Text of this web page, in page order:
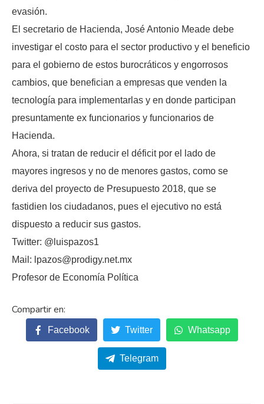
evasión.
El secretario de Hacienda, José Antonio Meade debe
investigar el costo para el sector productivo y el beneficio
para el gobierno de estos burocráticos y engorrosos
cambios, que benefician a empresas que venden la
tecnología para implementarlas y en donde participan
presuntamente ex funcionarios y funcionarios de
Hacienda.
Ahora, si tratan de reducir el déficit por el lado de
mayores ingresos y no de menores gastos, como se
deriva del proyecto de Presupuesto 2018, que se
fastidien los ciudadanos, pues el ejecutivo no está
dispuesto a reducir sus gastos.
Twitter: @luispazos1
Mail: lpazos@prodigy.net.mx
Profesor de Economía Política
Facebook Twitter Whatsapp
Telegram